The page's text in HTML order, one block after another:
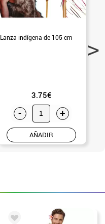
Lanza indígena de 105 cm
3.75€
- +
AÑADIR